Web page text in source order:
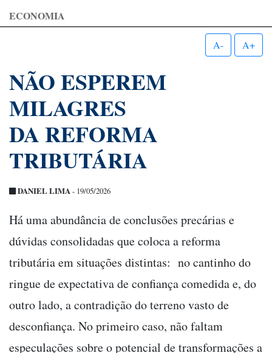
ECONOMIA
A- A+
NÃO ESPEREM
MILAGRES
DA REFORMA
TRIBUTÁRIA
DANIEL LIMA- 19/05/2026
Há uma abundância de conclusões precárias e
dúvidas consolidadas que coloca a reforma
tributária em situações distintas: no cantinho do
ringue de expectativa de confiança comedida e, do
outro lado, a contradição do terreno vasto de
desconfiança. No primeiro caso, não faltam
especulações sobre o potencial de transformações a